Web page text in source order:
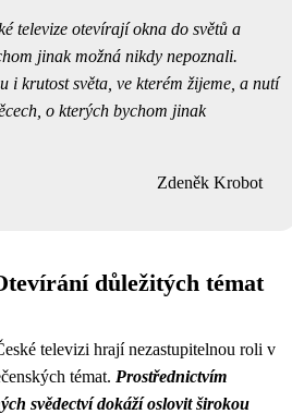
televize otevírají okna do světů a
jinak možná nikdy nepoznali.
i krutost světa, ve kterém žijeme, a nutí
o kterých bychom jinak
Zdeněk Krobot
důležitých témat
televizi hrají nezastupitelnou roli v
témat. Prostřednictvím
svědectví dokáží oslovit širokou